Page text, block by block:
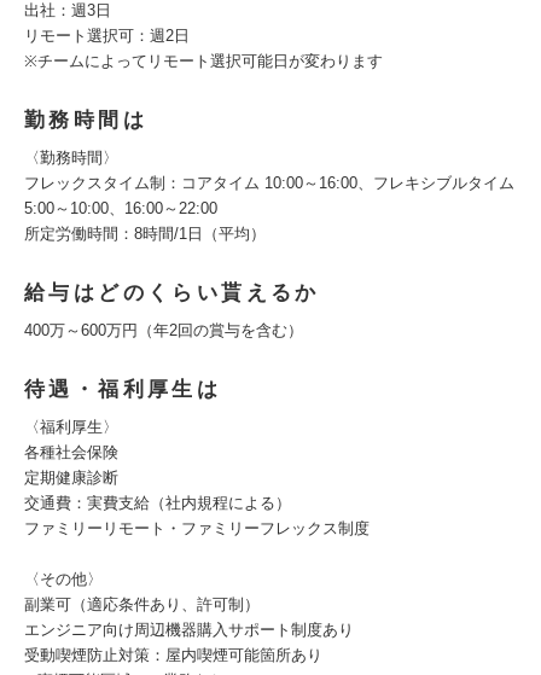
出社：週3日
リモート選択可：週2日
※チームによってリモート選択可能日が変わります
勤務時間は
〈勤務時間〉
フレックスタイム制：コアタイム 10:00～16:00、フレキシブルタイム
5:00～10:00、16:00～22:00
所定労働時間：8時間/1日（平均）
給与はどのくらい貰えるか
400万～600万円（年2回の賞与を含む）
待遇・福利厚生は
〈福利厚生〉
各種社会保険
定期健康診断
交通費：実費支給（社内規程による）
ファミリーリモート・ファミリーフレックス制度
〈その他〉
副業可（適応条件あり、許可制）
エンジニア向け周辺機器購入サポート制度あり
受動喫煙防止対策：屋内喫煙可能箇所あり